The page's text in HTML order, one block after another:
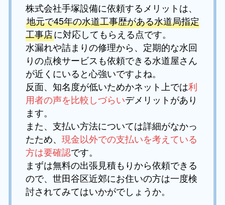
株式会社手塚設備に依頼するメリットは、
地元で45年の水道工事歴がある水道局指定
工事店に対応してもらえる点です。
水漏れや詰まりの修理から、定期的な水回
りの点検サービスも依頼できる水道屋さん
が近くにいると心強いですよね。
反面、知名度が低いためかネット上では利
用者の声を比較しづらいデメリットがあり
ます。
また、支払い方法については詳細がなかっ
たため、 現金以外での支払いを考えている
方は要確認です。
まずは無料の出張見積もりから依頼できる
ので、世田谷区近郊にお住いの方は一度検
討されてみてはいかがでしょうか。